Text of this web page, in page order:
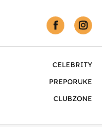
CELEBRITY
PREPORUKE
CLUBZONE